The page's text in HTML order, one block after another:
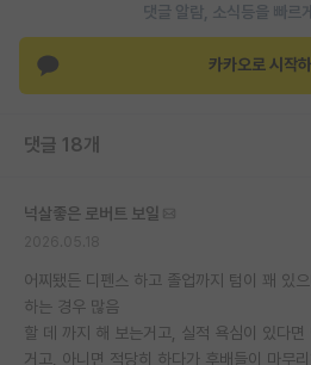
학술 정보 게시판
이벤트
재팬라운지 🌸
댓글 알람, 소식등을 빠르
카카오로 시작하
댓글 18개
넉살좋은 로버트 보일
어찌됐든 디펜스 하고 졸업까지 텀이 꽤 있
하는 경우 많음
할 데 까지 해 보는거고, 실적 욕심이 있다
거고, 아니면 적당히 하다가 후배들이 마무리